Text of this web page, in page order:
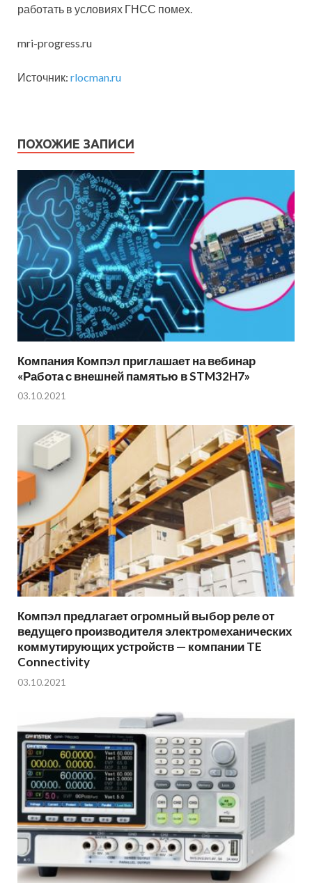
работать в условиях ГНСС помех.
mri-progress.ru
Источник: rlocman.ru
ПОХОЖИЕ ЗАПИСИ
Компания Компэл приглашает на вебинар
«Работа с внешней памятью в STM32H7»
03.10.2021
Компэл предлагает огромный выбор реле от
ведущего производителя электромеханических
коммутирующих устройств — компании TE
Connectivity
03.10.2021